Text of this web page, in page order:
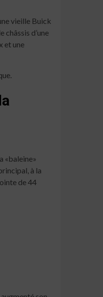
vieille Buick
châssis d’une
et une
«baleine»
à la
de 44